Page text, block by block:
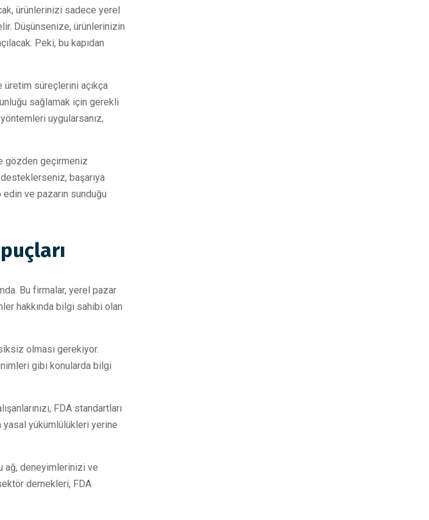
ürünlerinizi sadece yerel
Düşünsenize, ürünlerinizin
Peki, bu kapıdan
üretim süreçlerini açıkça
sağlamak için gerekli
uygularsanız,
gözden geçirmeniz
başarıya
ve pazarın sunduğu
Bu firmalar, yerel pazar
hakkında bilgi sahibi olan
olması gerekiyor.
gibi konularda bilgi
FDA standartları
yasal yükümlülükleri yerine
ağ, deneyimlerinizi ve
dernekleri, FDA